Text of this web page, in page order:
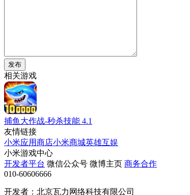
发布
相关游戏
捕鱼大作战-秒杀技能 4.1
友情链接
小米应用商店小米商城英雄互娱
小米游戏中心
开发者平台 微信公众号 微博主页 商务合作
010-60606666
开发者：北京瓦力网络科技有限公司